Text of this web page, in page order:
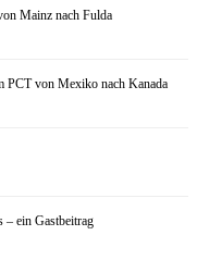
Mainz nach Fulda
PCT von Mexiko nach Kanada
– ein Gastbeitrag